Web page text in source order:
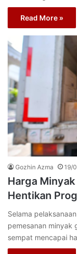
Read More »
Gozhin Azma 19/
Harga
Hentikan
Selama
pemesanan minyak
sempat mencapai